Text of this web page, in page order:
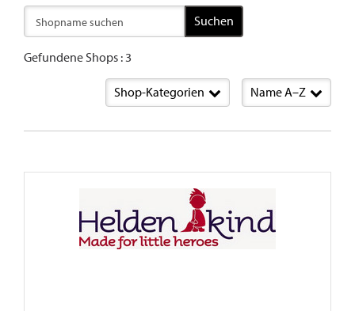
Suchen
Gefundene Shops : 3
Shop-Kategorien Name A–Z